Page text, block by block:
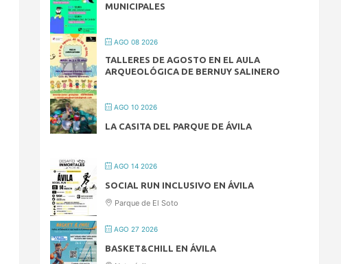
MUNICIPALES
AGO 08 2026
TALLERES DE AGOSTO EN EL AULA
ARQUEOLÓGICA DE BERNUY SALINERO
AGO 10 2026
LA CASITA DEL PARQUE DE ÁVILA
AGO 14 2026
SOCIAL RUN INCLUSIVO EN ÁVILA
Parque de El Soto
AGO 27 2026
BASKET&CHILL EN ÁVILA